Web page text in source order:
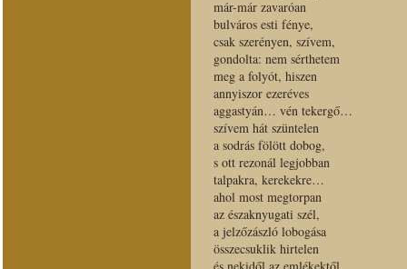
már-már zavaróan
bulváros esti fénye,
csak szerényen, szívem,
gondolta: nem sérthetem
meg a folyót, hiszen
annyiszor ezeréves
aggastyán… vén tekergő…
szívem hát szüntelen
a sodrás fölött dobog,
s ott rezonál legjobban
talpakra, kerekekre…
ahol most megtorpan
az északnyugati szél,
a jelzőzászló lobogása
összecsuklik hirtelen